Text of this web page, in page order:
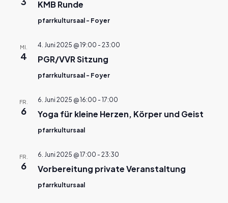
KMB Runde
pfarrkultursaal - Foyer
MI.
4 PGR/VVR Sitzung
4. Juni 2025 @ 19:00 - 23:00
pfarrkultursaal - Foyer
FR.
6 Yoga für kleine Herzen, Körper und Geist
6. Juni 2025 @ 16:00 - 17:00
pfarrkultursaal
FR.
6 Vorbereitung private Veranstaltung
6. Juni 2025 @ 17:00 - 23:30
pfarrkultursaal